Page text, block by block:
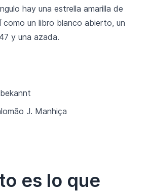
hay una estrella amarilla de
como un libro blanco abierto, un
y una azada.
J. Manhiça
es lo que